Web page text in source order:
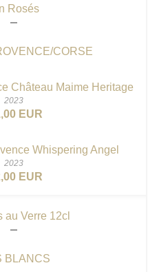
Rosés
CORSE
Château Maime Heritage
2023
EUR
Whispering Angel
2023
EUR
au Verre 12cl
BLANCS